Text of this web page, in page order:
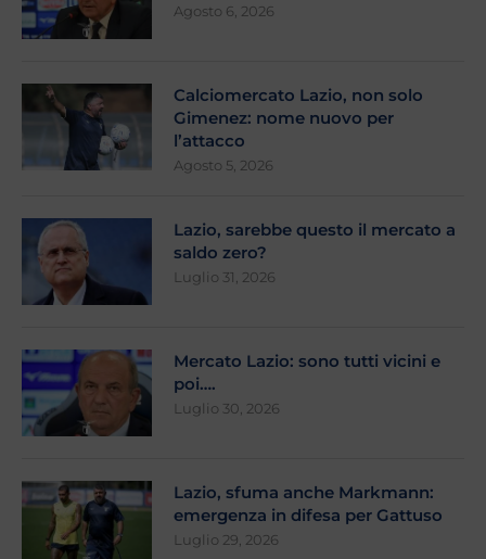
Agosto 6, 2026
Calciomercato Lazio, non solo
Gimenez: nome nuovo per
l’attacco
Agosto 5, 2026
Lazio, sarebbe questo il mercato a
saldo zero?
Luglio 31, 2026
Mercato Lazio: sono tutti vicini e
poi….
Luglio 30, 2026
Lazio, sfuma anche Markmann:
emergenza in difesa per Gattuso
Luglio 29, 2026